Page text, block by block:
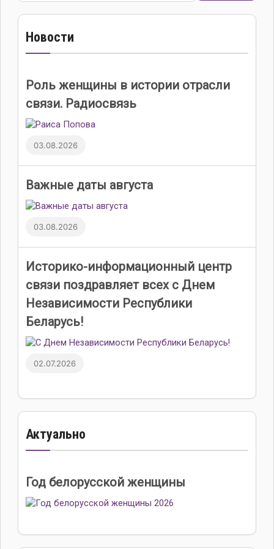
Новости
Роль женщины в истории отрасли
связи. Радиосвязь
03.08.2026
Важные даты августа
03.08.2026
Историко-информационный центр
связи поздравляет всех с Днем
Независимости Республики
Беларусь!
02.07.2026
Актуально
Год белорусской женщины